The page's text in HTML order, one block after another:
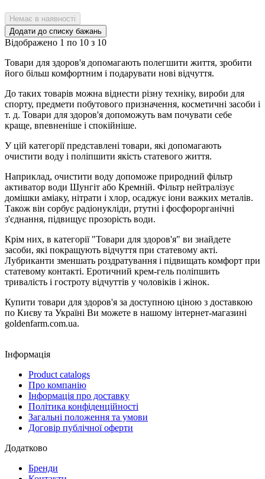
Немає в наявності
Додати до списку бажань
Відображено 1 по 10 з 10
Товари для здоров'я допомагають полегшити життя, зробити
його більш комфортним і подарувати нові відчуття.
До таких товарів можна віднести різну техніку, вироби для
спорту, предмети побутового призначення, косметичні засоби і
т. д. Товари для здоров'я допоможуть вам почувати себе
краще, впевненіше і спокійніше.
У цій категорії представлені товари, які допомагають
очистити воду і поліпшити якість статевого життя.
Наприклад, очистити воду допоможе природний фільтр
активатор води Шунгіт або Кремній. Фільтр нейтралізує
домішки аміаку, нітрати і хлор, осаджує іони важких металів.
Також він сорбує радіонукліди, ртутні і фосфорорганічні
з'єднання, підвищує прозорість води.
Крім них, в категорії "Товари для здоров'я" ви знайдете
засоби, які покращують відчуття при статевому акті.
Лубриканти зменшать роздратування і підвищать комфорт при
статевому контакті. Еротичний крем-гель поліпшить
тривалість і гостроту відчуттів у чоловіків і жінок.
Купити товари для здоров'я за доступною ціною з доставкою
по Києву та Україні Ви можете в нашому інтернет-магазині
goldenfarm.com.ua.
Інформація
Product catalogs
Про компанію
Інформація про доставку
Політика конфіденційності
Загальні положення та умови
Договір публічної оферти
Додатково
Бренди